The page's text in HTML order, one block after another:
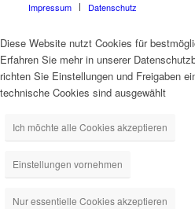
Impressum
Datenschutz
Diese Website nutzt Cookies für
Erfahren Sie mehr in unserer
richten Sie Einstellungen und Freigaben
technische Cookies sind ausgewählt
Ich möchte alle Cookies akzeptieren
Einstellungen vornehmen
Nur essentielle Cookies akzeptieren